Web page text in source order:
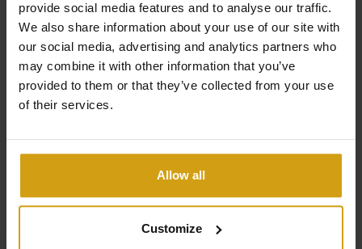
provide social media features and to analyse our traffic.
We also share information about your use of our site with
our social media, advertising and analytics partners who
may combine it with other information that you’ve
provided to them or that they’ve collected from your use
of their services.
Allow all
Customize
Esta hermosa casa de campo en una gran parcela
parece una casa típica española. La propiedad es de
3000 m2. Una buena ventaja es la escuela de equitación
y los establos en la parte trasera del jardín.
frías de invierno. El resto del año pasa la mayor parte del
tiempo al aire libre en el espacioso patio. La casa
varios coches resguardados del sol. Esta casa también